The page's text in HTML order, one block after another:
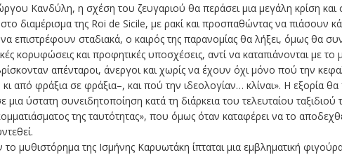
Κανδύλη, η σχέση του ζευγαριού θα περάσει μια μεγάλη κρίση και
διαμέρισμα της Roi de Sicile, με ρακί και προσπαθώντας να πιάσουν
επιστρέφουν σταδιακά, ο καιρός της παρανομίας θα λήξει, όμως θα
κορυφώσεις και προφητικές υποσχέσεις, αντί να καταπιάνονται με
απένταροι, άνεργοι και χωρίς να έχουν όχι μόνο πού την
από φράξια σε φράξια–, και πού την ιδεολογίαν… κλίναι». Η εξορία θα
μια ύστατη συνειδητοποίηση κατά τη διάρκεια του τελευταίου
της ταυτότητας», που όμως όταν καταφέρει να το
μυθιστόρημα της Ισμήνης Καρυωτάκη ίπταται μια εμβληματική